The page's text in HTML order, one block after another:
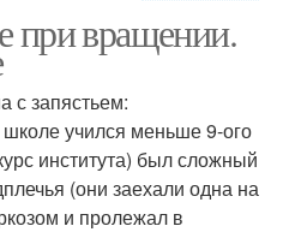
при вращении.
с запястьем:
учился меньше 9-ого
института) был сложный
(они заехали одна на
и пролежал в